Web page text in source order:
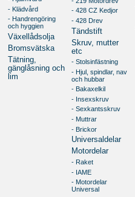
- Klädvård
- Handrengöring
och hyggien
Växellådsolja
Bromsvätska
Tätning,
gänglåsning och
lim
- 428 CZ Kedjor
- 428 Drev
Tändstift
Skruv, mutter
etc
- Stolsinfästning
- Hjul, spindlar, nav
och hubbar
- Bakaxelkil
- Insexskruv
- Sexkantsskruv
- Muttrar
- Brickor
Universaldelar
Motordelar
- Raket
- IAME
- Motordelar
Universal